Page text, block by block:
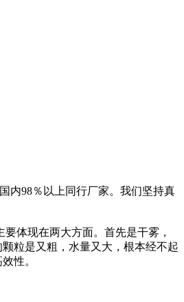
内98％以上同行厂家。我们坚持真
体现在两大方面。首先是干雾，
粒是又粗，水量又大，根本经不起
性。